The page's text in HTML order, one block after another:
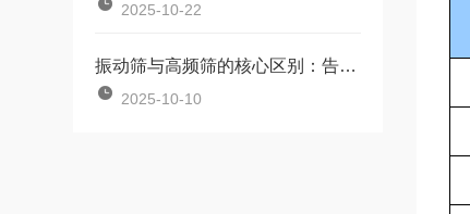
2025-10-22
振动筛与高频筛的核心区别：告别选型困惑，精准匹配生产需求
2025-10-10